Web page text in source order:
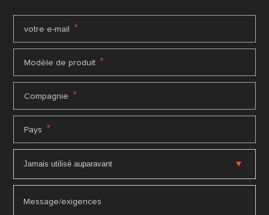
votre e-mail *
Modèle de produit *
Compagnie *
Pays *
Message/exigences